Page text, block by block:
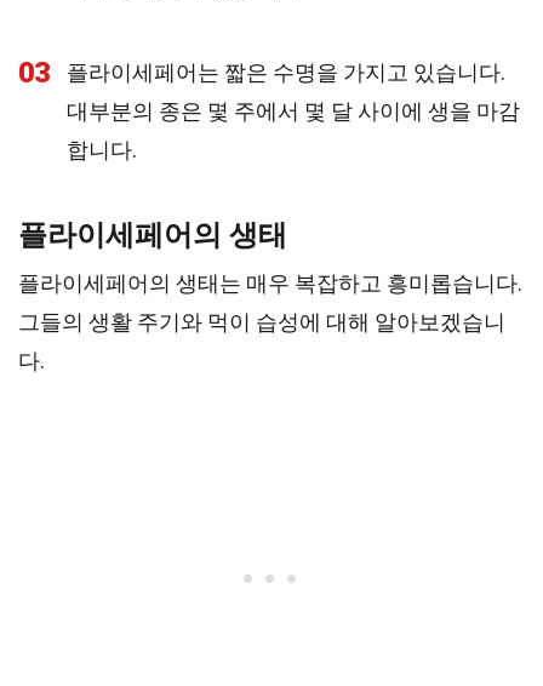
03
플라이세페어는 짧은 수명을 가지고 있습니다.
대부분의 종은 몇 주에서 몇 달 사이에 생을 마감
합니다.
플라이세페어의 생태
플라이세페어의 생태는 매우 복잡하고 흥미롭습니다.
그들의 생활 주기와 먹이 습성에 대해 알아보겠습니
다.